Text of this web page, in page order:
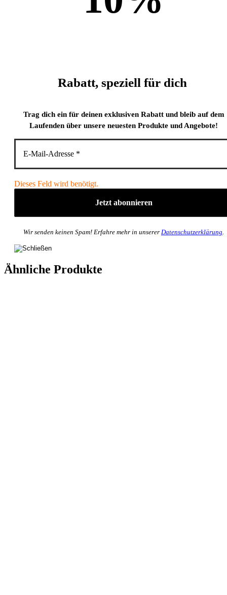
Rabatt, speziell für dich
Trag dich ein für deinen exklusiven Rabatt und bleib auf dem
Laufenden über unsere neuesten Produkte und Angebote!
Dieses Feld wird benötigt.
Wir senden keinen Spam! Erfahre mehr in unserer Datenschutzerklärung.
Ähnliche Produkte